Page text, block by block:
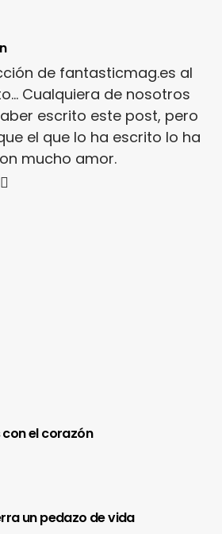
de fantasticmag.es al
Cualquiera de nosotros
escrito este post, pero
el que lo ha escrito lo ha
mucho amor.
con el corazón
un pedazo de vida